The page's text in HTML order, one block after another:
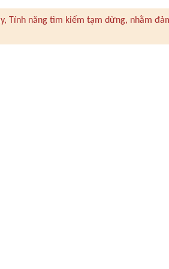
Tính năng tìm kiếm tạm dừng, nhằm